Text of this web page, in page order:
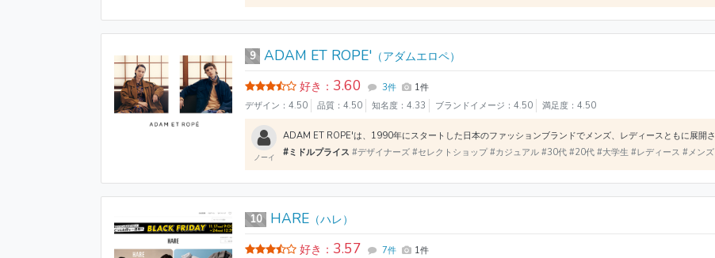
9 ADAM ET ROPE'（アダムエロペ）
好き： 3.60 3件
1件
デザイン：4.50
品質：4.50 知名度：4.33 ブランドイメージ：4.50 満足度：4.50
ノーイ
#ミドルプライス #デザイナーズ #セレクトショップ #カジュアル #30代 #20代 #大学生 #レディース #メンズ
10 HARE（ハレ）
好き： 3.57 7件 1件